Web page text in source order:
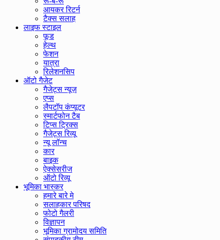
आयकर रिटर्न
टैक्स सलाह
लाइफ स्टाइल
फूड
हेल्थ
फेशन
यात्रा
रिलेशनसिप
ऑटो गैजेट
गैजेट्स न्यूज़
एप्स
लैपटॉप कंप्यूटर
स्मार्टफोन टैब
टिप्स ट्रिक्स
गैजेट्स रिव्यू
न्यू लॉन्च
कार
बाइक
ऐक्सेसरीज
ऑटो रिव्यू
भूमिका भास्कर
हमारे बारे मे
सलाहकार परिषद
फोटो गैलरी
विज्ञापन
भूमिका ग्रामोदय समिति